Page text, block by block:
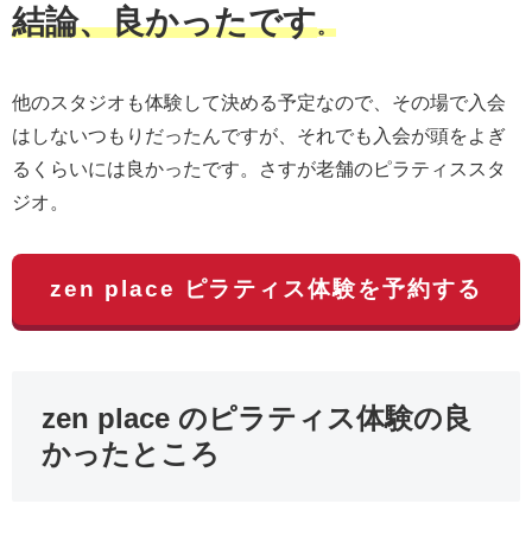
結論、良かったです。
他のスタジオも体験して決める予定なので、その場で入会
はしないつもりだったんですが、それでも入会が頭をよぎ
るくらいには良かったです。さすが老舗のピラティススタ
ジオ。
zen place ピラティス体験を予約する
zen place のピラティス体験の良
かったところ